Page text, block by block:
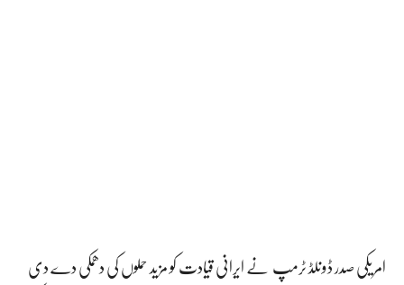
امریکی صدر ڈونلڈ ٹرمپ نے ایرانی قیادت کو مزید حملوں کی دھمکی دے دی